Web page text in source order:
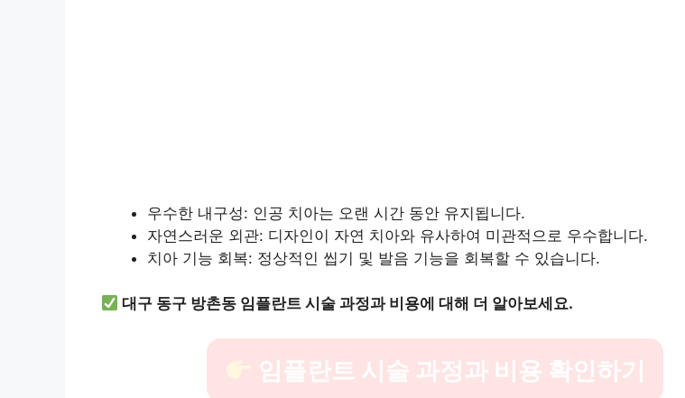
우수한 내구성: 인공 치아는 오랜 시간 동안 유지됩니다.
자연스러운 외관: 디자인이 자연 치아와 유사하여 미관적으로 우수합니다.
치아 기능 회복: 정상적인 씹기 및 발음 기능을 회복할 수 있습니다.
대구 동구 방촌동 임플란트 시술 과정과 비용에 대해 더 알아보세요.
임플란트 시술 과정과 비용 확인하기